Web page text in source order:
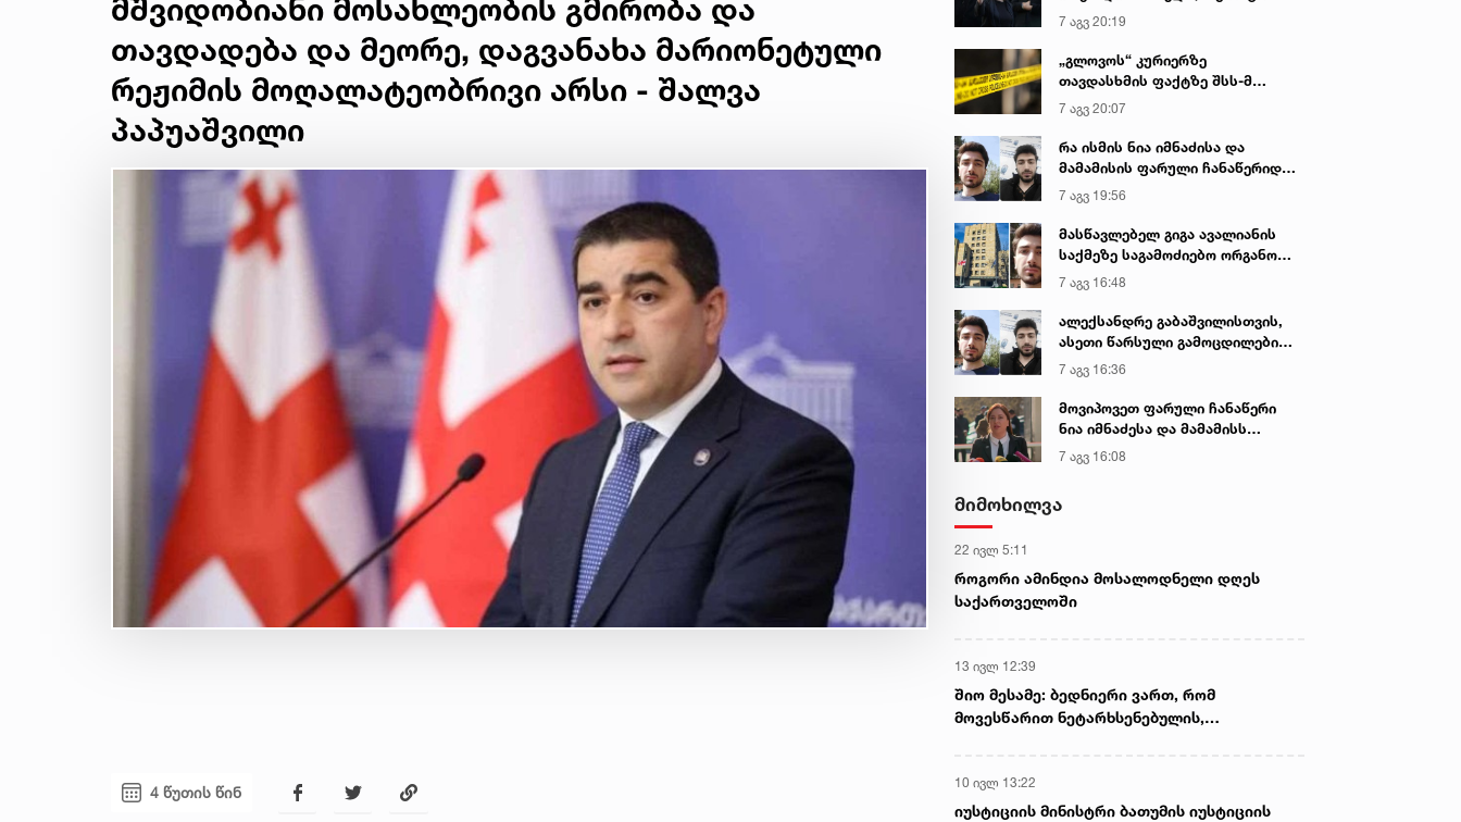
მშვიდობიანი მოსახლეობის გმირობა და
თავდადება და მეორე, დაგვანახა მარიონეტული
რეჟიმის მოღალატეობრივი არსი - შალვა
პაპუაშვილი
4 წუთის წინ
იყო ნია იმნაძე წამქეზებელი...“ -
გიგა ავალიანის დედა
7 აგვ 20:19
„გლოვოს“ კურიერზე
თავდასხმის ფაქტზე შსს-მ
გამოძიება დაიწყო
7 აგვ 20:07
რა ისმის ნია იმნაძისა და
მამამისის ფარული ჩანაწერიდან
- გიგა ავალიანის მკვლელობის
საქმე
7 აგვ 19:56
მასწავლებელ გიგა ავალიანის
საქმეზე საგამოძიებო ორგანო
დაკავებულ არასრულწლოვნებს -
ნია იმნაძესა და ანასტასია
ბერუაშვილს 30 დღის
განმავლობაში ფარულად
7 აგვ 16:48
ალექსანდრე გაბაშვილისთვის,
ასეთი წარსული გამოცდილების
ადამიანისთვის ინფორმაციის
მიწოდება, რომ მასწავლებელი
სექსუალურად ავიწროებდა,
ფაქტობრივად, წაქეზება იყო -
7 აგვ 16:36
მოვიპოვეთ ფარული ჩანაწერი
ნია იმნაძესა და მამამისს
შორის, განიხილავდნენ, როგორ
ჩაიდინა გაბაშვილმა დანაშაული
არასწორად მოიქცა, თუმცა
ეპოქაში სხვანაირად ხდება -
პროკურორი
7 აგვ 16:08
მიმოხილვა
22 ივლ 5:11
როგორი ამინდია მოსალოდნელი დღეს
საქართველოში
13 ივლ 12:39
შიო მესამე: ბედნიერი ვართ, რომ
მოვესწარით ნეტარხსენებულის,
10 ივლ 13:22
იუსტიციის მინისტრი ბათუმის იუსტიციის